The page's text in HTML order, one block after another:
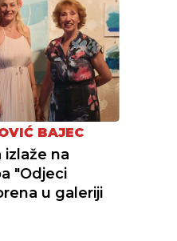
BAJEC
izlaže na
"Odjeci
u galeriji